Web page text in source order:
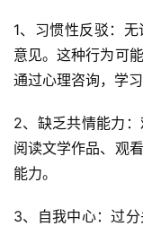
1、习惯性反驳：
意见。这种行为可
通过心理咨询，学
2、缺乏共情能力
阅读文学作品、观
能力。
3、自我中心：过